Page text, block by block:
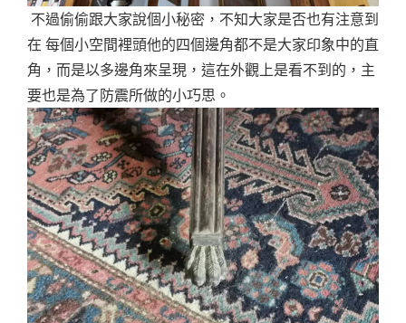
不過偷偷跟大家說個小秘密，不知大家是否也有注意到
在 每個小空間裡頭他的四個邊角都不是大家印象中的直
角，而是以多邊角來呈現，這在外觀上是看不到的，主
要也是為了防震所做的小巧思。